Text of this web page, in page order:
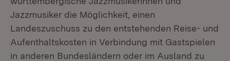
Jazzmusiker die Möglichkeit, einen
Landeszuschuss zu den entstehenden Reise- und
Aufenthaltskosten in Verbindung mit Gastspielen
in anderen Bundesländern oder im Ausland zu